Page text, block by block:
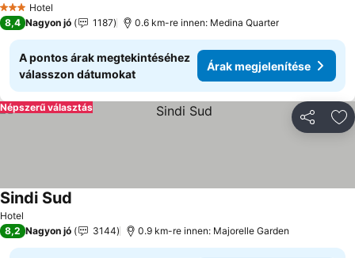
3 Kategória
Hotel
8,4 Nagyon jó 1187 0.6 km-re innen: Medina Quarter
A pontos árak megtekintéséhez
válasszon dátumokat
Árak megjelenítése
Népszerű választás
Hotel
Sindi Sud
8,2 Nagyon jó 3144 0.9 km-re innen: Majorelle Garden